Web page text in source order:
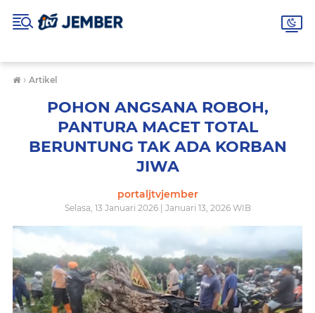
› Artikel
POHON ANGSANA ROBOH,
PANTURA MACET TOTAL
BERUNTUNG TAK ADA KORBAN
JIWA
portaljtvjember
Selasa, 13 Januari 2026 | Januari 13, 2026 WIB